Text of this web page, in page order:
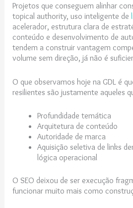
Projetos que conseguem alinhar
topical authority, uso inteligente de
acelerador, estrutura clara de
conteúdo e desenvolvimento de
tendem a construir vantagem
volume sem direção, já não é
O que observamos hoje na GDL é
resilientes são justamente aqueles
Profundidade temática
Arquitetura de conteúdo
Autoridade de marca
Aquisição seletiva de links
lógica operacional
O SEO deixou de ser execução
funcionar muito mais como